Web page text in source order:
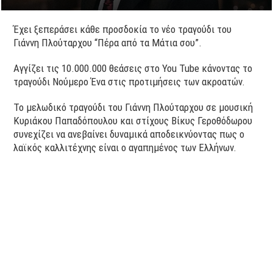
Έχει ξεπεράσει κάθε προσδοκία το νέο τραγούδι του
Γιάννη Πλούταρχου “Πέρα από τα Μάτια σου”.
Αγγίζει τις 10.000.000 θεάσεις στο You Tube κάνοντας το
τραγούδι Νούμερο Ένα στις προτιμήσεις των ακροατών.
Το μελωδικό τραγούδι του Γιάννη Πλούταρχου σε μουσική
Κυριάκου Παπαδόπουλου και στίχους Βίκυς Γεροθόδωρου
συνεχίζει να ανεβαίνει δυναμικά αποδεικνύοντας πως ο
λαϊκός καλλιτέχνης είναι ο αγαπημένος των Ελλήνων.